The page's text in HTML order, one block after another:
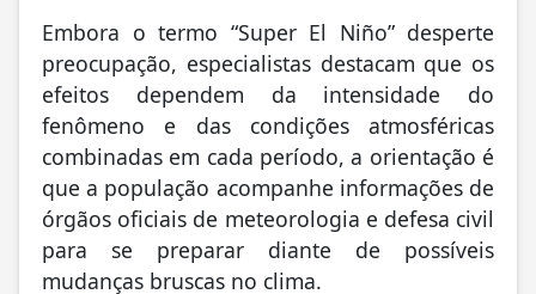
Embora o termo “Super El Niño” desperte
preocupação, especialistas destacam que os
efeitos dependem da intensidade do
fenômeno e das condições atmosféricas
combinadas em cada período, a orientação é
que a população acompanhe informações de
órgãos oficiais de meteorologia e defesa civil
para se preparar diante de possíveis
mudanças bruscas no clima.